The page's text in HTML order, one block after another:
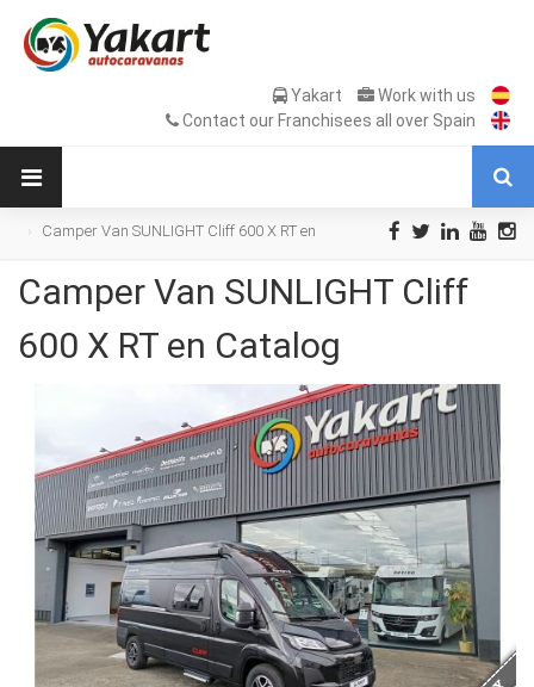
Yakart
Work with us
Contact our Franchisees all over Spain
Camper Van SUNLIGHT Cliff 600 X RT en
Camper Van SUNLIGHT Cliff
600 X RT en Catalog